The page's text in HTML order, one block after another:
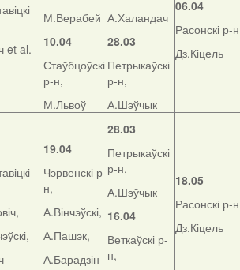
et al.
М.Верабей
10.04
Стаўбцоўскі
р-н,
М.Львоў
А.Халандач
28.03
Петрыкаўскі
р-н,
А.Шэўчык
06.04
Расонскі р-
Дз.Кіцель
19.04
Чэрвенскі р-
н,
А.Вінчэўскі,
А.Пашэк,
А.Барадзін
28.03
Петрыкаўскі
р-н,
А.Шэўчык
16.04
Веткаўскі р-
н,
18.05
Расонскі р-
Дз.Кіцель